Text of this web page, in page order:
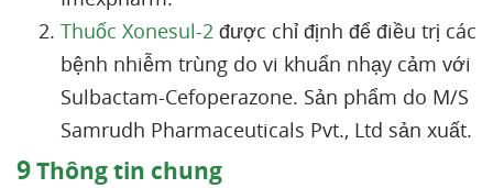
Thuốc Xonesul-2 được chỉ định để điều trị các
bệnh nhiễm trùng do vi khuẩn nhạy cảm với
Sulbactam-Cefoperazone. Sản phẩm do M/S
Samrudh Pharmaceuticals Pvt., Ltd sản xuất.
9Thông tin chung